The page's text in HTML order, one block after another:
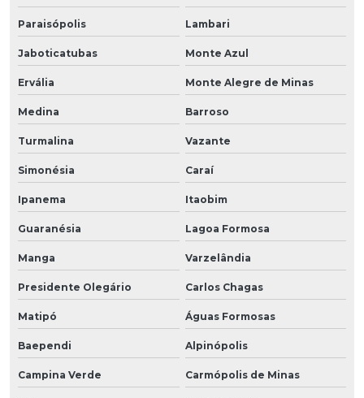
Paraisópolis Lambari
Jaboticatubas Monte Azul
Ervália Monte Alegre de Minas
Medina Barroso
Turmalina Vazante
Simonésia Caraí
Ipanema Itaobim
Guaranésia Lagoa Formosa
Manga Varzelândia
Presidente Olegário Carlos Chagas
Matipó Águas Formosas
Baependi Alpinópolis
Campina Verde Carmópolis de Minas